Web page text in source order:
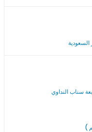
سناب النداوي
)